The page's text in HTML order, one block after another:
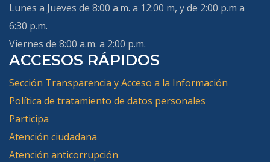
Lunes a Jueves de 8:00 a.m. a 12:00 m, y de 2:00 p.m a
6:30 p.m.
Viernes de 8:00 a.m. a 2:00 p.m.
ACCESOS RÁPIDOS
Sección Transparencia y Acceso a la Información
Política de tratamiento de datos personales
Participa
Atención ciudadana
Atención anticorrupción